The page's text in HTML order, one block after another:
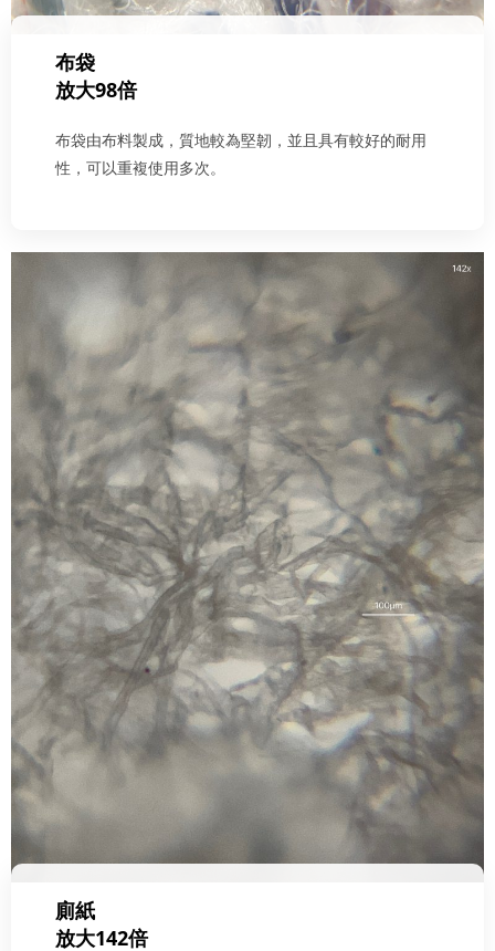
布袋
放大98倍
布袋由布料製成，質地較為堅韌，並且具有較好的耐用
性，可以重複使用多次。
廁紙
放大142倍